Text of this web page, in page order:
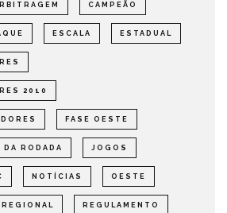
CAMPEÃO
ESCALA ESTADUAL
2010
FASE OESTE
DA RODADA JOGOS
NOTÍCIAS OESTE
REGIONAL REGULAMENTO